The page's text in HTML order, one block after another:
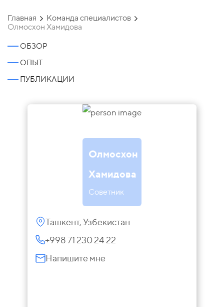
Главная
Команда специалистов
Олмосхон Хамидова
ОБЗОР
ОПЫТ
ПУБЛИКАЦИИ
Олмосхон
Хамидова
Советник
Ташкент, Узбекистан
+998 71 230 24 22
Напишите мне